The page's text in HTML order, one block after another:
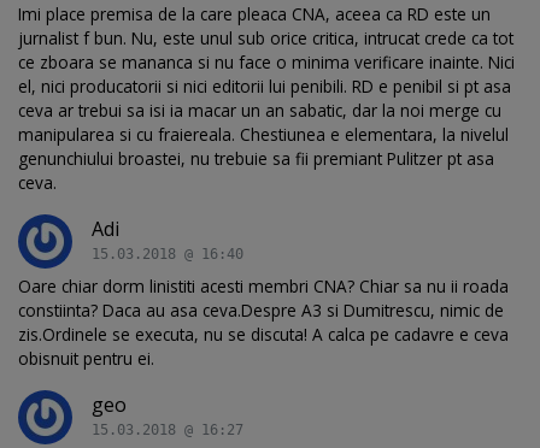
Imi place premisa de la care pleaca CNA, aceea ca RD este un
jurnalist f bun. Nu, este unul sub orice critica, intrucat crede ca tot
ce zboara se mananca si nu face o minima verificare inainte. Nici
el, nici producatorii si nici editorii lui penibili. RD e penibil si pt asa
ceva ar trebui sa isi ia macar un an sabatic, dar la noi merge cu
manipularea si cu fraiereala. Chestiunea e elementara, la nivelul
genunchiului broastei, nu trebuie sa fii premiant Pulitzer pt asa
ceva.
Adi
15.03.2018 @ 16:40
Oare chiar dorm linistiti acesti membri CNA? Chiar sa nu ii roada
constiinta? Daca au asa ceva.Despre A3 si Dumitrescu, nimic de
zis.Ordinele se executa, nu se discuta! A calca pe cadavre e ceva
obisnuit pentru ei.
geo
15.03.2018 @ 16:27